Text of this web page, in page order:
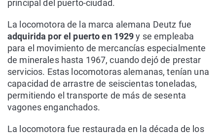
principal del puerto-ciudad.
La locomotora de la marca alemana Deutz fue
adquirida por el puerto en 1929y se empleaba
para el movimiento de mercancías especialmente
de minerales hasta 1967, cuando dejó de prestar
servicios. Estas locomotoras alemanas, tenían una
capacidad de arrastre de seiscientas toneladas,
permitiendo el transporte de más de sesenta
vagones enganchados.
La locomotora fue restaurada en la década de los